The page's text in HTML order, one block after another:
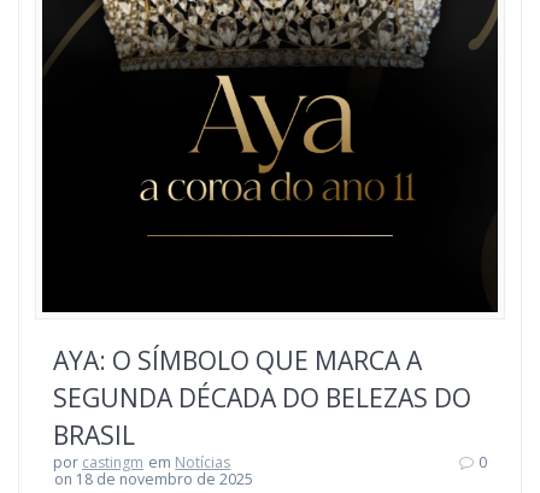
AYA: O SÍMBOLO QUE MARCA A
SEGUNDA DÉCADA DO BELEZAS DO
BRASIL
por castingm em Notícias
on 18 de novembro de 2025
0